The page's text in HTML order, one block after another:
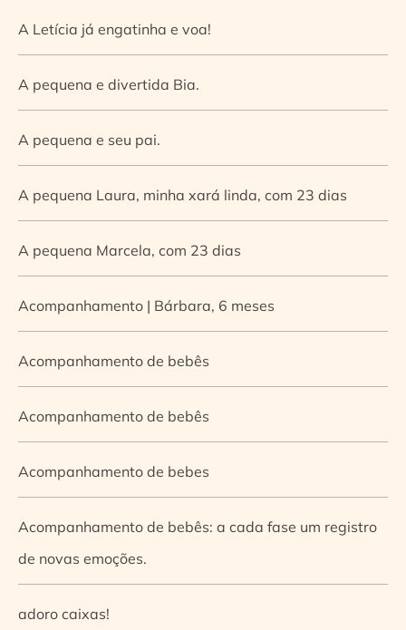
A Letícia já engatinha e voa!
A pequena e divertida Bia.
A pequena e seu pai.
A pequena Laura, minha xará linda, com 23 dias
A pequena Marcela, com 23 dias
Acompanhamento | Bárbara, 6 meses
Acompanhamento de bebês
Acompanhamento de bebês
Acompanhamento de bebes
Acompanhamento de bebês: a cada fase um registro
de novas emoções.
adoro caixas!